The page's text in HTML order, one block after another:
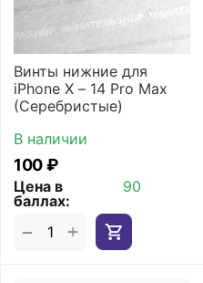
Винты нижние для
iPhone X – 14 Pro Max
(Серебристые)
В наличии
‍100‍₽
Цена в
баллах:
90
+
−